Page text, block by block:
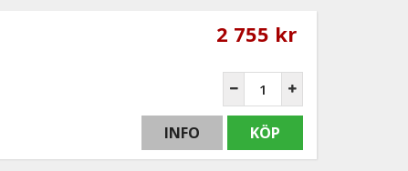
2 755 kr
INFO KÖP